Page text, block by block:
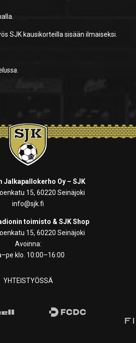
SJK kausikorteilla sisään ilmaiseksi.
Jalkapallokerho Oy – SJK
15, 60220 Seinäjoki
info@sjk.fi
toimisto & SJK Shop
15, 60220 Seinäjoki
Avoinna:
klo. 10:00–16:00
YHTEISTYÖSSÄ